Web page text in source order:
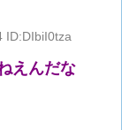
ID:DIbiI0tza
えんだな